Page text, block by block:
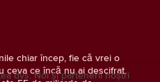
chiar încep, fie că vrei o
ceva ce încă nu ai descifrat.
dvs. Noi și partenerii noștri